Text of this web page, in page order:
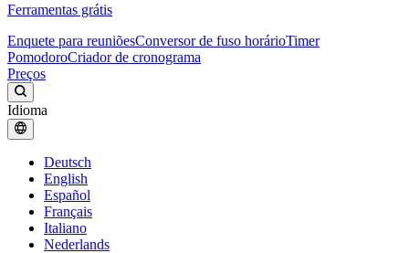
Ferramentas grátis
Enquete para reuniõesConversor de fuso horárioTimer
PomodoroCriador de cronograma
Preços
Idioma
Deutsch
English
Español
Français
Italiano
Nederlands